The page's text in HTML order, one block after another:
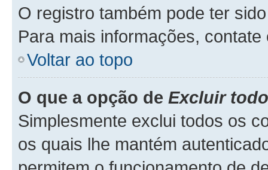
O registro também pode ter
Para mais informações,
Voltar ao topo
O que a opção de Excluir
Simplesmente exclui todos os
os quais lhe mantém